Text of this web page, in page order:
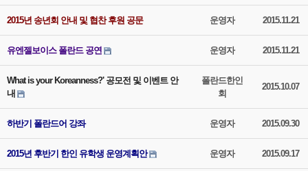
2015년 송년회 안내 및 협찬 후원 공문 운영자 2015.11.21
유엔젤보이스 폴란드 공연 운영자 2015.11.21
What is your Koreanness?' 공모전 및 이벤트 안
내
폴란드한인
회
2015.10.07
하반기 폴란드어 강좌 운영자 2015.09.30
2015년 후반기 한인 유학생 운영계획안 운영자 2015.09.17